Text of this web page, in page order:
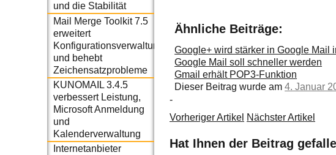
und die Stabilität
Mail Merge Toolkit 7.5
erweitert
Konfigurationsverwaltung
und behebt
Zeichensatzprobleme
KUNOMAIL 3.4.5
verbessert Leistung,
Microsoft Anmeldung
und
Kalenderverwaltung
Internetanbieter
Ähnliche Beiträge:
Google+ wird stärker in Google Mail
Google Mail soll schneller werden
Gmail erhält POP3-Funktion
Dieser Beitrag wurde am4. Januar
-
Vorheriger Artikel Nächster Artikel
Hat Ihnen der Beitrag